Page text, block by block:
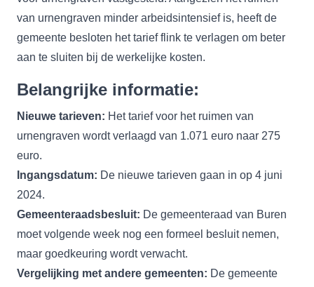
van urnengraven minder arbeidsintensief is, heeft de
gemeente besloten het tarief flink te verlagen om beter
aan te sluiten bij de werkelijke kosten.
Belangrijke informatie:
Nieuwe tarieven: Het tarief voor het ruimen van
urnengraven wordt verlaagd van 1.071 euro naar 275
euro.
Ingangsdatum: De nieuwe tarieven gaan in op 4 juni
2024.
Gemeenteraadsbesluit: De gemeenteraad van Buren
moet volgende week nog een formeel besluit nemen,
maar goedkeuring wordt verwacht.
Vergelijking met andere gemeenten: De gemeente